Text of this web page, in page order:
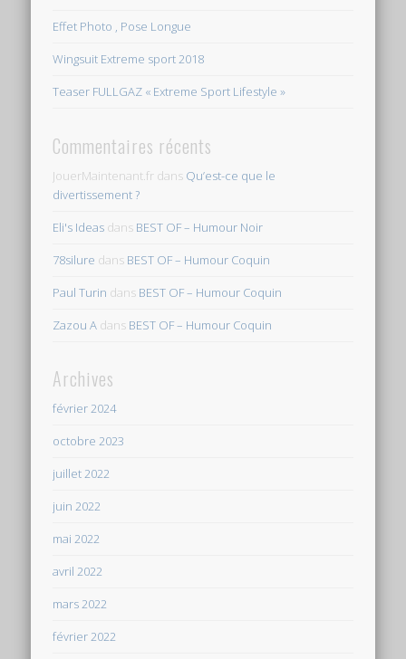
Effet Photo , Pose Longue
Wingsuit Extreme sport 2018
Teaser FULLGAZ « Extreme Sport Lifestyle »
Commentaires récents
JouerMaintenant.fr dans Qu’est-ce que le
divertissement ?
Eli's Ideas dans BEST OF – Humour Noir
78silure dans BEST OF – Humour Coquin
Paul Turin dans BEST OF – Humour Coquin
Zazou A dans BEST OF – Humour Coquin
Archives
février 2024
octobre 2023
juillet 2022
juin 2022
mai 2022
avril 2022
mars 2022
février 2022